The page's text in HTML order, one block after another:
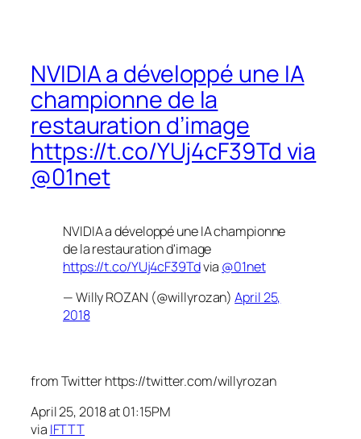
NVIDIA a développé une IA
championne de la
restauration d’image
https://t.co/YUj4cF39Td via
@01net
NVIDIA a développé une IA championne
de la restauration d'image
https://t.co/YUj4cF39Tdvia @01net
— Willy ROZAN (@willyrozan)April 25,
2018
from Twitter https://twitter.com/willyrozan
April 25, 2018 at 01:15PM
via IFTTT